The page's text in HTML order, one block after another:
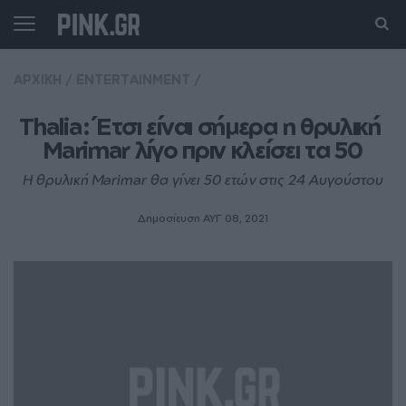
Thalia: Έτσι είναι σήμερα η θρυλική
Marimar λίγο πριν κλείσει τα 50
Η θρυλική Marimar θα γίνει 50 ετών στις 24 Αυγούστου
Δημοσίευση ΑΥΓ 08, 2021